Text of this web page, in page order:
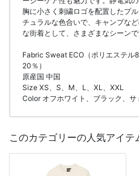
胸に小さく刺繍ロゴを配置したプ
チュラルな色合いで、キャンプな
な街着として、さまざまなシーンで
Fabric Sweat ECO（ポリエステル
20％）
原産国 中国
Size XS、S、M、L、XL、XXL
Color オフホワイト、ブラック、
このカテゴリーの人気アイテ